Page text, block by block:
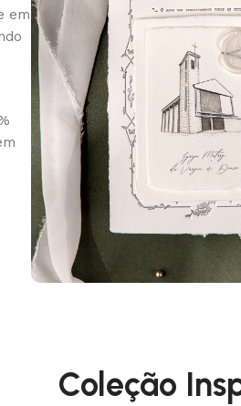
em
Coleção